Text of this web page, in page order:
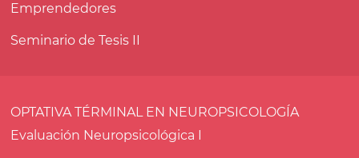
Emprendedores
Seminario de Tesis II
OPTATIVA TÉRMINAL EN NEUROPSICOLOGÍA
Evaluación Neuropsicológica I